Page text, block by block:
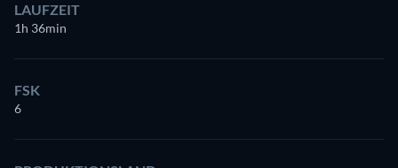
LAUFZEIT
1h 36min
FSK
6